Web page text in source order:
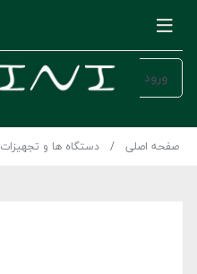
ورود
صفحه اصلی دستگاه ها و تجهیزات